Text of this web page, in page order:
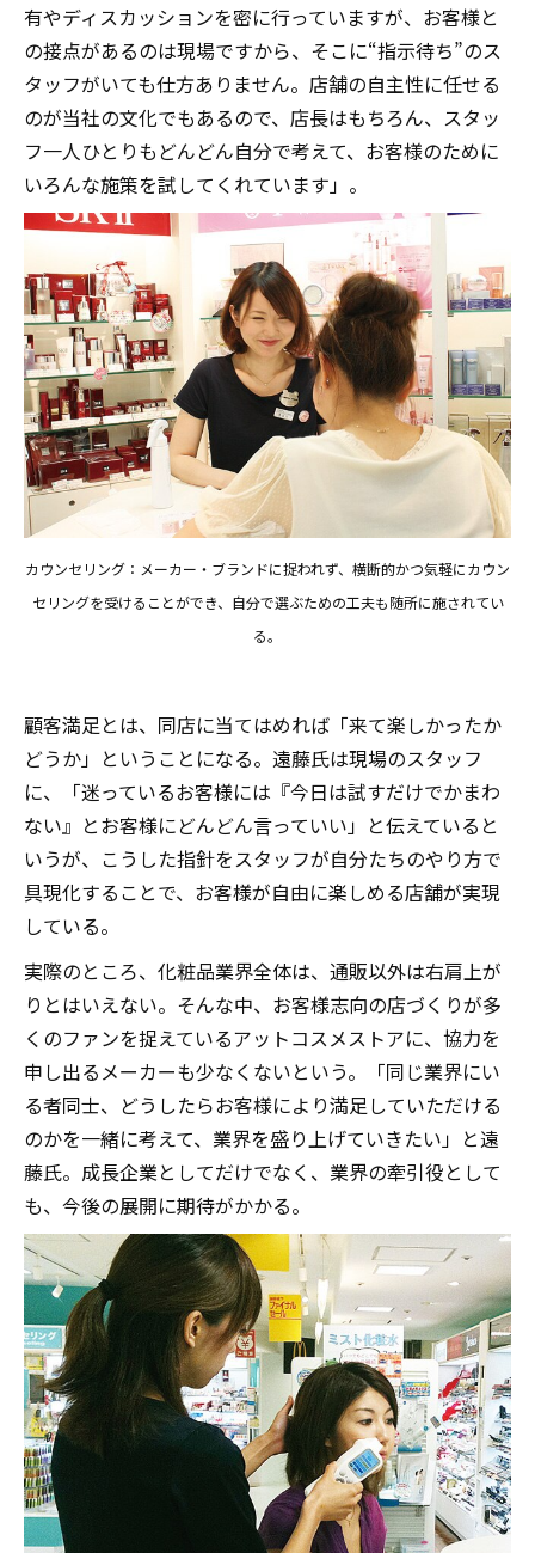
有やディスカッションを密に行っていますが、お客様と
の接点があるのは現場ですから、そこに“指示待ち”のス
タッフがいても仕方ありません。店舗の自主性に任せる
のが当社の文化でもあるので、店長はもちろん、スタッ
フ一人ひとりもどんどん自分で考えて、お客様のために
いろんな施策を試してくれています」。
カウンセリング：メーカー・ブランドに捉われず、横断的かつ気軽にカウン
セリングを受けることができ、自分で選ぶための工夫も随所に施されてい
る。
顧客満足とは、同店に当てはめれば「来て楽しかったか
どうか」ということになる。遠藤氏は現場のスタッフ
に、「迷っているお客様には『今日は試すだけでかまわ
ない』とお客様にどんどん言っていい」と伝えていると
いうが、こうした指針をスタッフが自分たちのやり方で
具現化することで、お客様が自由に楽しめる店舗が実現
している。
実際のところ、化粧品業界全体は、通販以外は右肩上が
りとはいえない。そんな中、お客様志向の店づくりが多
くのファンを捉えているアットコスメストアに、協力を
申し出るメーカーも少なくないという。「同じ業界にい
る者同士、どうしたらお客様により満足していただける
のかを一緒に考えて、業界を盛り上げていきたい」と遠
藤氏。成長企業としてだけでなく、業界の牽引役として
も、今後の展開に期待がかかる。